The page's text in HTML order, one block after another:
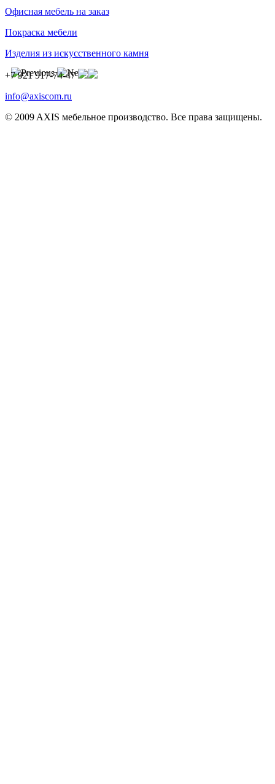
Офисная мебель на заказ
Покраска мебели
Изделия из искусственного камня
+7 921 917-74-47
info@axiscom.ru
© 2009 AXIS мебельное производство. Все права защищены.